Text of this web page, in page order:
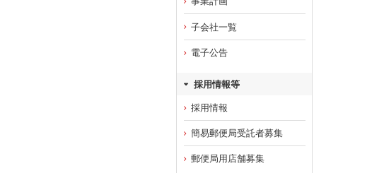
子会社一覧
電子公告
採用情報等
採用情報
簡易郵便局受託者募集
郵便局用店舗募集